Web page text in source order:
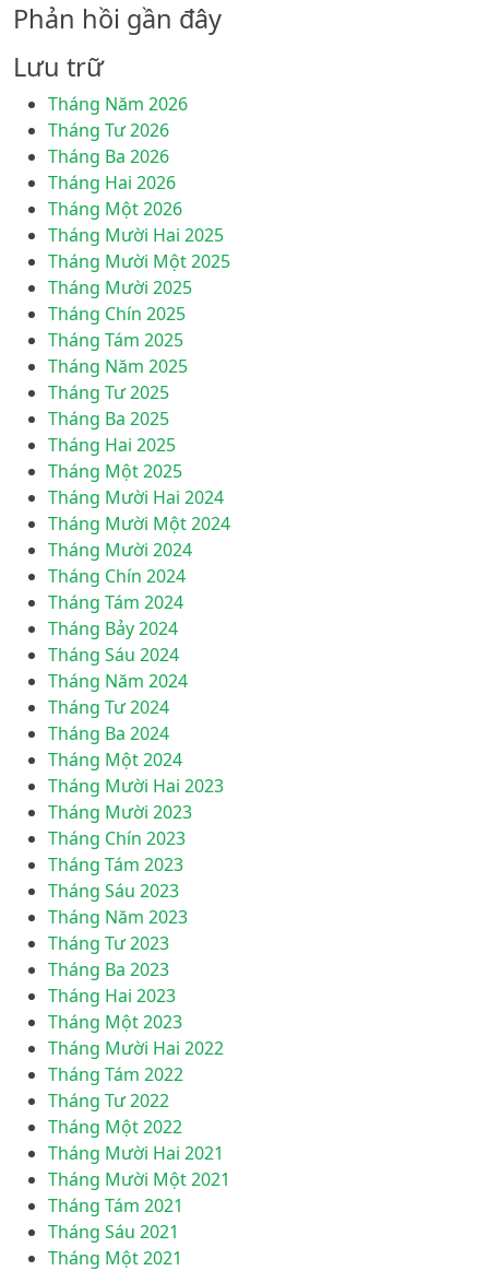
Phản hồi gần đây
Lưu trữ
Tháng Năm 2026
Tháng Tư 2026
Tháng Ba 2026
Tháng Hai 2026
Tháng Một 2026
Tháng Mười Hai 2025
Tháng Mười Một 2025
Tháng Mười 2025
Tháng Chín 2025
Tháng Tám 2025
Tháng Năm 2025
Tháng Tư 2025
Tháng Ba 2025
Tháng Hai 2025
Tháng Một 2025
Tháng Mười Hai 2024
Tháng Mười Một 2024
Tháng Mười 2024
Tháng Chín 2024
Tháng Tám 2024
Tháng Bảy 2024
Tháng Sáu 2024
Tháng Năm 2024
Tháng Tư 2024
Tháng Ba 2024
Tháng Một 2024
Tháng Mười Hai 2023
Tháng Mười 2023
Tháng Chín 2023
Tháng Tám 2023
Tháng Sáu 2023
Tháng Năm 2023
Tháng Tư 2023
Tháng Ba 2023
Tháng Hai 2023
Tháng Một 2023
Tháng Mười Hai 2022
Tháng Tám 2022
Tháng Tư 2022
Tháng Một 2022
Tháng Mười Hai 2021
Tháng Mười Một 2021
Tháng Tám 2021
Tháng Sáu 2021
Tháng Một 2021